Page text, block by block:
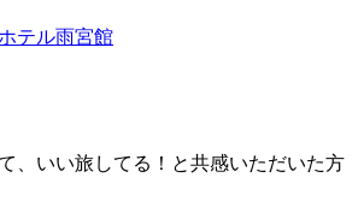
テル雨宮館
、いい旅してる！と共感いただいた方